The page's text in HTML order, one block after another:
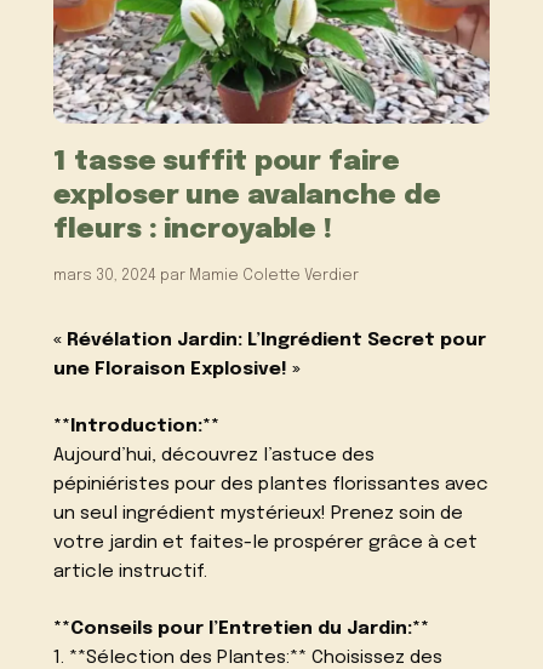
1 tasse suffit pour faire
exploser une avalanche de
fleurs : incroyable !
mars 30, 2024 par Mamie Colette Verdier
« Révélation Jardin: L’Ingrédient Secret pour
une Floraison Explosive! »
**Introduction:**
Aujourd’hui, découvrez l’astuce des
pépiniéristes pour des plantes florissantes avec
un seul ingrédient mystérieux! Prenez soin de
votre jardin et faites-le prospérer grâce à cet
article instructif.
**Conseils pour l’Entretien du Jardin:**
1. **Sélection des Plantes:** Choisissez des